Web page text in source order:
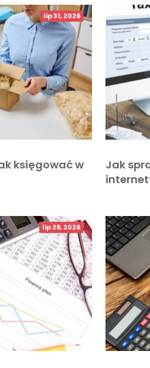
lip 31, 2026
księgować w
Jak
lip 29, 2026